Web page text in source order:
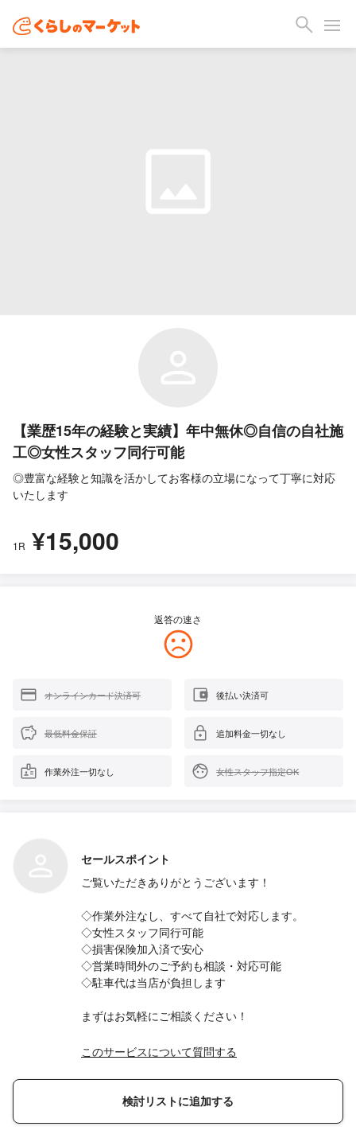
【業歴15年の経験と実績】年中無休◎自信の自社施
工◎女性スタッフ同行可能
◎豊富な経験と知識を活かしてお客様の立場になって丁寧に対応
いたします
1R ¥15,000
返答の速さ
オンラインカード決済可 後払い決済可
最低料金保証 追加料金一切なし
作業外注一切なし 女性スタッフ指定OK
セールスポイント
ご覧いただきありがとうございます！
◇作業外注なし、すべて自社で対応します。
◇女性スタッフ同行可能
◇損害保険加入済で安心
◇営業時間外のご予約も相談・対応可能
◇駐車代は当店が負担します
まずはお気軽にご相談ください！
このサービスについて質問する
検討リストに追加する